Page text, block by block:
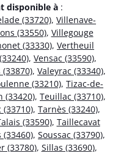
disponible à :
(33720), Villenave-
(33550), Villegouge
(33330), Vertheuil
, Vensac (33590),
(33870), Valeyrac (33340),
(33210), Tizac-de-
(33420), Teuillac (33710),
(33710), Tarnès (33240),
(33590), Taillecavat
(33460), Soussac (33790),
(33780), Sillas (33690),